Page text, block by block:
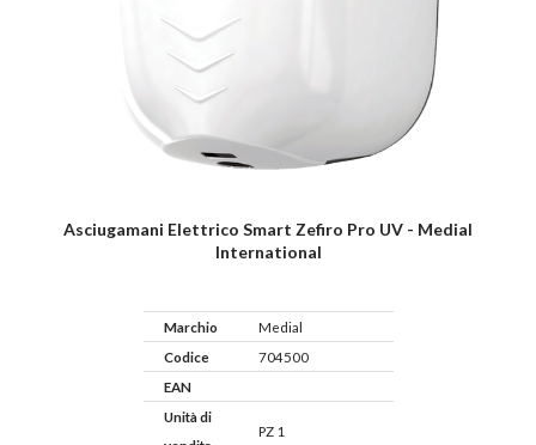
Asciugamani Elettrico Smart Zefiro Pro UV - Medial
International
Marchio
Medial
Codice
704500
EAN
Unità di
PZ 1